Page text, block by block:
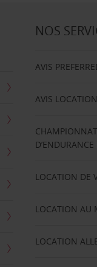
NOS
AVIS
AVIS
D’ENDURANCE
LOCATION DE
LOCATION AU
LOCATION